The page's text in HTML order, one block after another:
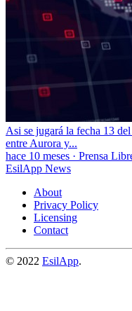
Asi se jugará la fecha 13
entre Aurora y...
hace 10 meses · Prensa
EsilApp News
About
Privacy Policy
Licensing
Contact
© 2022 EsilApp.